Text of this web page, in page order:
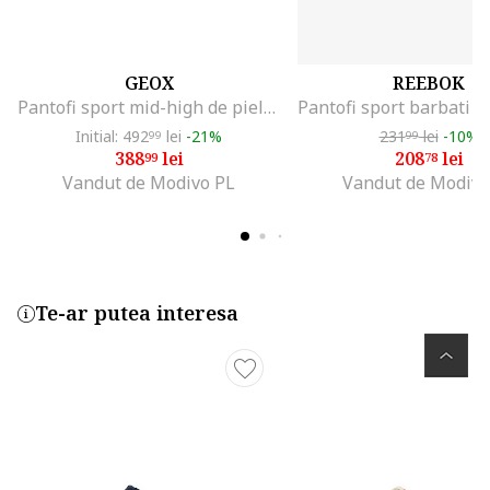
GEOX
Pantofi sport mid-high de piele, Negru
Initial: 49299 lei -21%
38899lei
Vandut de Modivo PL
REEBOK
23199lei -10%
20878lei
Vandut de
Te-ar putea interesa